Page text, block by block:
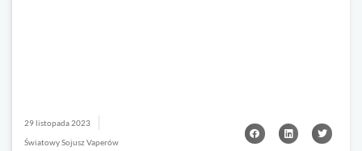
29 listopada 2023
Światowy Sojusz Vaperów